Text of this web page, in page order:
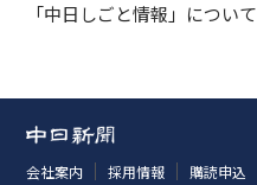
「中日しごと情報」について
会社案内 採用情報 購読申込